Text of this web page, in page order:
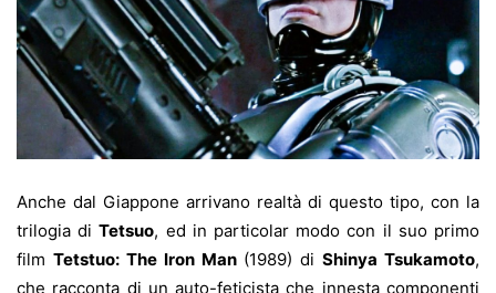
Anche dal Giappone arrivano realtà di questo tipo, con la
trilogia diTetsuo, ed in particolar modo con il suo primo
film Tetstuo: The Iron Man(1989) diShinya Tsukamoto,
che racconta di un auto-feticista che innesta componenti